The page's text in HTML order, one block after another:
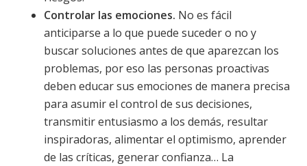
Controlar las emociones. No es fácil
anticiparse a lo que puede suceder o no y
buscar soluciones antes de que aparezcan los
problemas, por eso las personas proactivas
deben educar sus emociones de manera precisa
para asumir el control de sus decisiones,
transmitir entusiasmo a los demás, resultar
inspiradoras, alimentar el optimismo, aprender
de las críticas, generar confianza… La